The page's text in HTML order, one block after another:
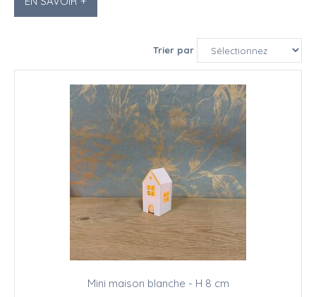
Trier par
Mini maison blanche - H 8 cm